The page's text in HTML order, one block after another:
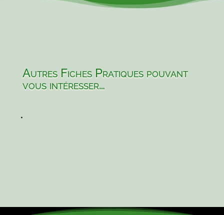
Autres Fiches Pratiques pouvant
vous intéresser…